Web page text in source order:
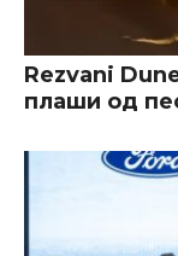
Rezvani
плаши од